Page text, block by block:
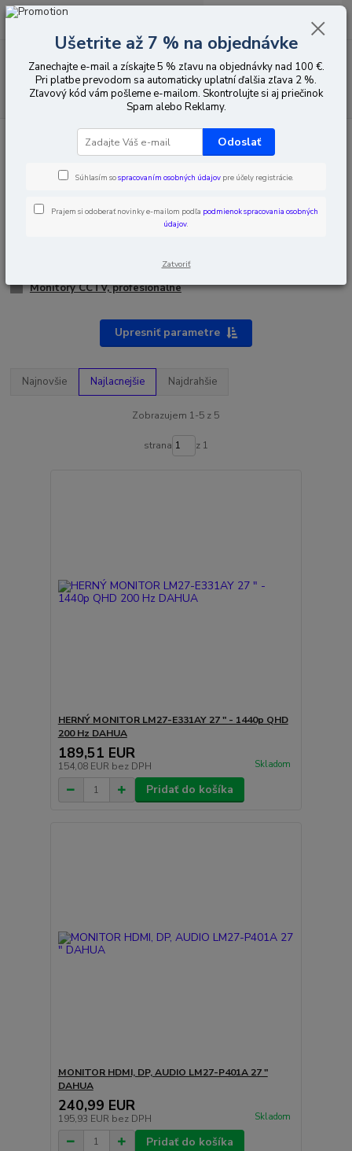
Hľadať
0,00 EUR
Počítačové periférie / komponenty Periférne zariadenia
Monitory
Herné monitory
Monitory CCTV, profesionálne
Upresniť parametre
Najnovšie Najlacnejšie Najdrahšie
Zobrazujem 1-5 z 5
strana z 1
HERNÝ MONITOR LM27-E331AY 27 " - 1440p QHD
200 Hz DAHUA
189,51 EUR
154,08 EUR bez DPH Skladom
Pridať do košíka
MONITOR HDMI, DP, AUDIO LM27-P401A 27 "
DAHUA
240,99 EUR
195,93 EUR bez DPH Skladom
Pridať do košíka
Ušetrite až 7 % na objednávke
Zanechajte e-mail a získajte 5 % zľavu na objednávky nad 100 €.
Pri platbe prevodom sa automaticky uplatní ďalšia zľava 2 %.
Zľavový kód vám pošleme e-mailom. Skontrolujte si aj priečinok
Spam alebo Reklamy.
Odoslať
Súhlasím sospracovaním osobných údajov pre účely registrácie.
Prajem si odoberať novinky e-mailom podľa podmienok spracovania osobných
údajov.
Zatvoriť